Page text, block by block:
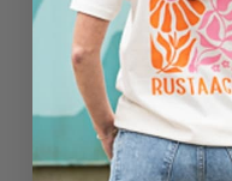
Niet mijn
24,95 €